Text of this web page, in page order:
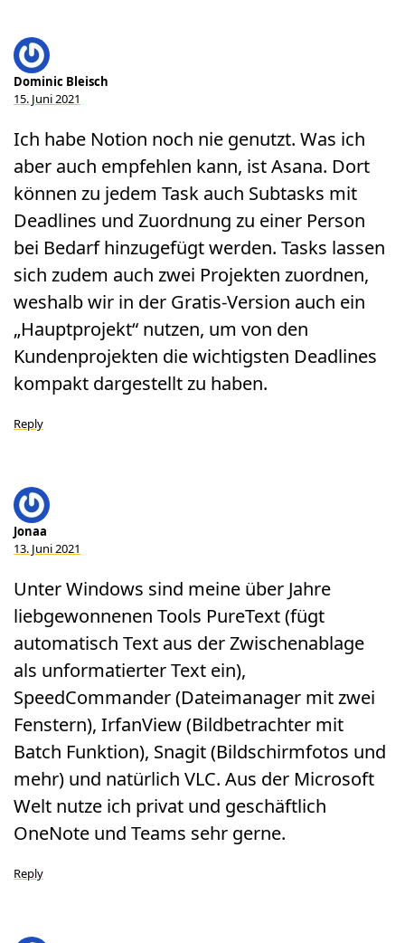
Dominic Bleisch
15. Juni 2021
Ich habe Notion noch nie genutzt. Was ich
aber auch empfehlen kann, ist Asana. Dort
können zu jedem Task auch Subtasks mit
Deadlines und Zuordnung zu einer Person
bei Bedarf hinzugefügt werden. Tasks lassen
sich zudem auch zwei Projekten zuordnen,
weshalb wir in der Gratis-Version auch ein
„Hauptprojekt“ nutzen, um von den
Kundenprojekten die wichtigsten Deadlines
kompakt dargestellt zu haben.
Reply
Jonaa
13. Juni 2021
Unter Windows sind meine über Jahre
liebgewonnenen Tools PureText (fügt
automatisch Text aus der Zwischenablage
als unformatierter Text ein),
SpeedCommander (Dateimanager mit zwei
Fenstern), IrfanView (Bildbetrachter mit
Batch Funktion), Snagit (Bildschirmfotos und
mehr) und natürlich VLC. Aus der Microsoft
Welt nutze ich privat und geschäftlich
OneNote und Teams sehr gerne.
Reply